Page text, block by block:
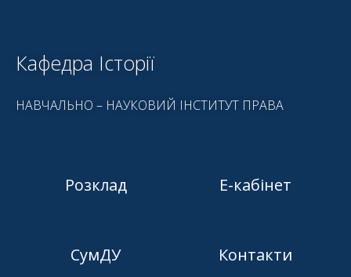
Кафедра Історії
НАВЧАЛЬНО – НАУКОВИЙ ІНСТИТУТ ПРАВА
Розклад Е-кабінет
СумДУ Контакти